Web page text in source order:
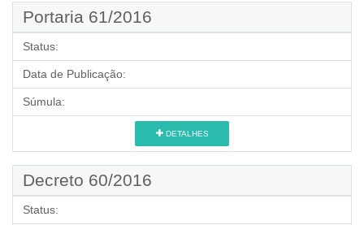
Portaria 61/2016
Status:
Data de Publicação:
Súmula:
DETALHES
Decreto 60/2016
Status: